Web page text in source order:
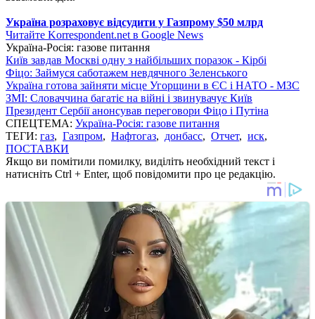
Україна розраховує відсудити у Газпрому $50 млрд
Читайте Korrespondent.net в Google News
Україна-Росія: газове питання
Київ завдав Москві одну з найбільших поразок - Кірбі
Фіцо: Займуся саботажем невдячного Зеленського
Україна готова зайняти місце Угорщини в ЄС і НАТО - МЗС
ЗМІ: Словаччина багатіє на війні і звинувачує Київ
Президент Сербії анонсував переговори Фіцо і Путіна
СПЕЦТЕМА: Україна-Росія: газове питання
ТЕГИ: газ, Газпром, Нафтогаз, донбасс, Отчет, иск,
ПОСТАВКИ
Якщо ви помітили помилку, виділіть необхідний текст і
натисніть Ctrl + Enter, щоб повідомити про це редакцію.